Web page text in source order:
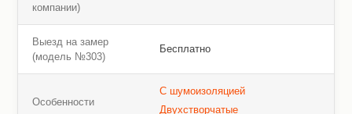
компании)
Выезд на замер
(модель №303)
Бесплатно
Особенности
С шумоизоляцией
Двухстворчатые